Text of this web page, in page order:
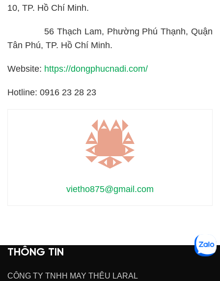
10, TP. Hồ Chí Minh.
56 Thạch Lam, Phường Phú Thạnh, Quận
Tân Phú, TP. Hồ Chí Minh.
Website: https://dongphucnadi.com/
Hotline: 0916 23 28 23
vietho875@gmail.com
THÔNG TIN
CÔNG TY TNHH MAY THÊU LARAL